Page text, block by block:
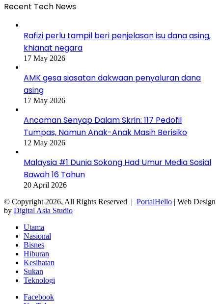
Recent Tech News
Rafizi perlu tampil beri penjelasan isu dana asing,
khianat negara
17 May 2026
AMK gesa siasatan dakwaan penyaluran dana
asing
17 May 2026
Ancaman Senyap Dalam Skrin: 117 Pedofil
Tumpas, Namun Anak-Anak Masih Berisiko
12 May 2026
Malaysia #1 Dunia Sokong Had Umur Media Sosial
Bawah 16 Tahun
20 April 2026
© Copyright 2026, All Rights Reserved | PortalHello | Web Design
by Digital Asia Studio
Utama
Nasional
Bisnes
Hiburan
Kesihatan
Sukan
Teknologi
Facebook